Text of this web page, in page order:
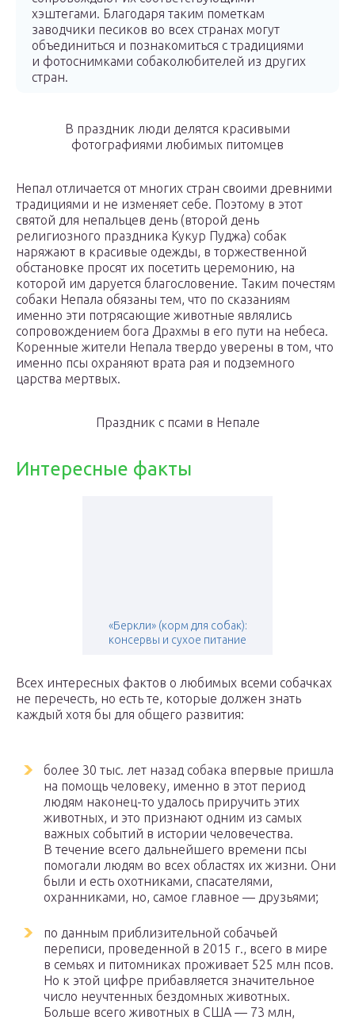
хэштегами. Благодаря таким пометкам
заводчики песиков во всех странах могут
объединиться и познакомиться с традициями
и фотоснимками собаколюбителей из других
стран.
В праздник люди делятся красивыми
фотографиями любимых питомцев
Непал отличается от многих стран своими древними
традициями и не изменяет себе. Поэтому в этот
святой для непальцев день (второй день
религиозного праздника Кукур Пуджа) собак
наряжают в красивые одежды, в торжественной
обстановке просят их посетить церемонию, на
которой им даруется благословение. Таким почестям
собаки Непала обязаны тем, что по сказаниям
именно эти потрясающие животные являлись
сопровождением бога Драхмы в его пути на небеса.
Коренные жители Непала твердо уверены в том, что
именно псы охраняют врата рая и подземного
царства мертвых.
Праздник с псами в Непале
Интересные факты
«Беркли» (корм для собак):
консервы и сухое питание
Всех интересных фактов о любимых всеми собачках
не перечесть, но есть те, которые должен знать
каждый хотя бы для общего развития:
более 30 тыс. лет назад собака впервые пришла
на помощь человеку, именно в этот период
людям наконец-то удалось приручить этих
животных, и это признают одним из самых
важных событий в истории человечества.
В течение всего дальнейшего времени псы
помогали людям во всех областях их жизни. Они
были и есть охотниками, спасателями,
охранниками, но, самое главное — друзьями;
по данным приблизительной собачьей
переписи, проведенной в 2015 г., всего в мире
в семьях и питомниках проживает 525 млн псов.
Но к этой цифре прибавляется значительное
число неучтенных бездомных животных.
Больше всего животных в США — 73 млн,